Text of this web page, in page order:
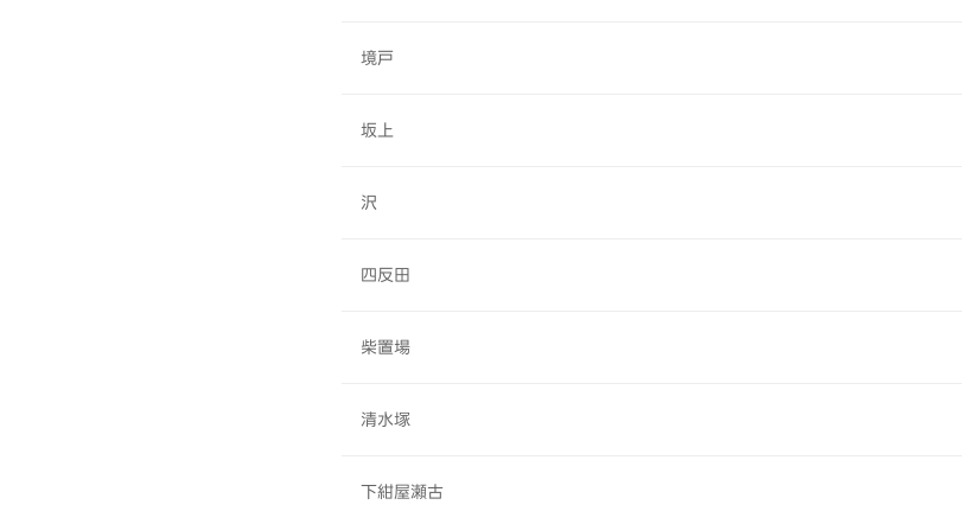
境戸
坂上
沢
四反田
柴置場
清水塚
下紺屋瀬古